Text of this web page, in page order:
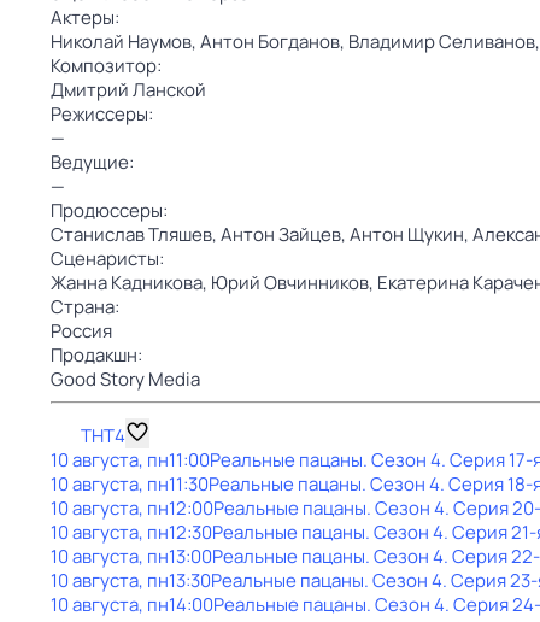
Актеры:
Николай Наумов,Антон Богданов, Владимир Селиванов,
Композитор:
Дмитрий Ланской
Режиссеры:
—
Ведущие:
—
Продюссеры:
Станислав Тляшев,Антон Зайцев,Антон Щукин,
Сценаристы:
Жанна Кадникова, Юрий Овчинников, Екатерина
Страна:
Россия
Продакшн:
Good Story Media
ТНТ4
10 августа, пн11:00Реальные пацаны. Сезон 4. Серия 17-
10 августа, пн11:30Реальные пацаны. Сезон 4. Серия 18-
10 августа, пн12:00Реальные пацаны. Сезон 4. Серия
10 августа, пн12:30Реальные пацаны. Сезон 4. Серия
10 августа, пн13:00Реальные пацаны. Сезон 4. Серия
10 августа, пн13:30Реальные пацаны. Сезон 4. Серия
10 августа, пн14:00Реальные пацаны. Сезон 4. Серия